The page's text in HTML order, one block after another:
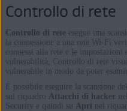
Controllo di rete
Controllo di reteesegue una
la connessione a una rete Wi-Fi
connessi alla rete e le impostazioni
vulnerabilità, Controllo di rete
vulnerabile in modo da poter
È possibile eseguire la scansione
sul riquadro Attacchi di hacker
Security e quindi su Apri nel